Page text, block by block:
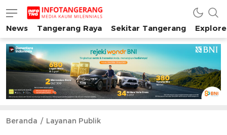
INFO TANGERANG
Media Kaum Millenials Tangerang Raya
News Tangerang Raya Sekitar Tangerang
Beranda Layanan Publik